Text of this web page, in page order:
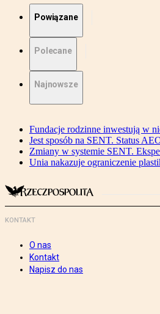
Powiązane
Polecane
Najnowsze
Fundacje rodzinne inwestują w
Jest sposób na SENT. Status
Zmiany w systemie SENT.
Unia nakazuje ograniczenie
KONTAKT
O nas
Kontakt
Napisz do nas